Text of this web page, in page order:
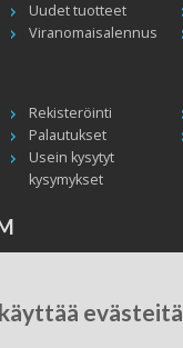
evästeitä
Uudet tuotteet
Viranomaisalennus
Rekisteröinti
Palautukset
Usein kysytyt
kysymykset